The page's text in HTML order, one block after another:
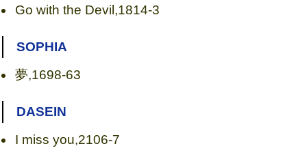
Go with the Devil,1814-3
SOPHIA
夢,1698-63
DASEIN
I miss you,2106-7